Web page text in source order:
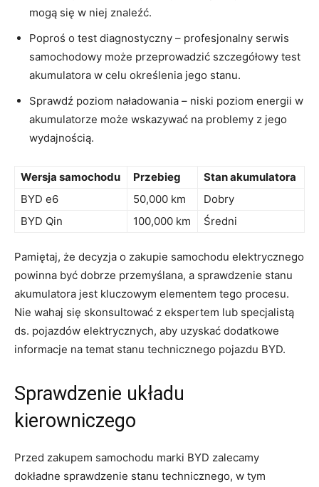
mogą się w niej⁣ znaleźć.
Poproś o⁢ test diagnostyczny – ‍profesjonalny​ serwis
samochodowy może przeprowadzić szczegółowy⁢ test⁤
akumulatora w celu określenia jego stanu.
Sprawdź poziom naładowania⁣ – niski poziom energii w‍
akumulatorze może wskazywać⁤ na problemy z jego
wydajnością.
Wersja samochodu Przebieg
Stan akumulatora
BYD‍ e6
50,000⁣ km
Dobry
BYD Qin
100,000 km Średni
Pamiętaj, że decyzja o zakupie samochodu elektrycznego
powinna być dobrze przemyślana, a sprawdzenie stanu
akumulatora ​jest kluczowym elementem tego procesu.
Nie wahaj się skonsultować z ekspertem lub specjalistą
ds. pojazdów elektrycznych, ​aby uzyskać dodatkowe
informacje na ⁣temat⁤ stanu ⁢technicznego pojazdu⁣ BYD.
Sprawdzenie układu
kierowniczego
Przed zakupem samochodu marki BYD zalecamy
dokładne​ sprawdzenie stanu technicznego, w⁤ tym